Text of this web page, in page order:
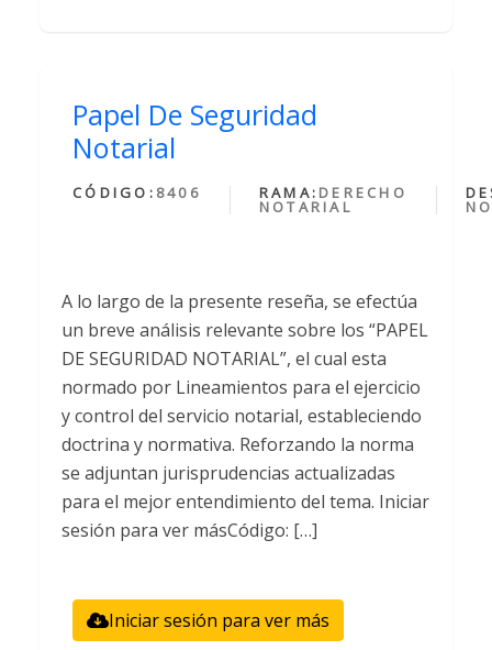
Papel De Seguridad
Notarial
CÓDIGO: 8406 RAMA: DERECHO
NOTARIAL
A lo largo de la presente reseña, se efectúa
un breve análisis relevante sobre los “PAPEL
DE SEGURIDAD NOTARIAL”, el cual esta
normado por Lineamientos para el ejercicio
y control del servicio notarial, estableciendo
doctrina y normativa. Reforzando la norma
se adjuntan jurisprudencias actualizadas
para el mejor entendimiento del tema. Iniciar
sesión para ver másCódigo: […]
Iniciar sesión para ver más